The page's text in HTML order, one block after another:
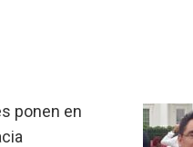
ponen en